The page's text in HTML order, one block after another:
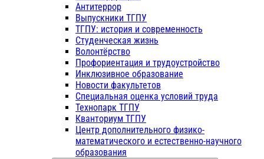
Антитеррор
Выпускники ТГПУ
ТГПУ: история и современность
Студенческая жизнь
Волонтёрство
Профориентация и трудоустройство
Инклюзивное образование
Новости факультетов
Специальная оценка условий труда
Технопарк ТГПУ
Кванториум ТГПУ
Центр дополнительного физико-
математического и естественно-научного
образования